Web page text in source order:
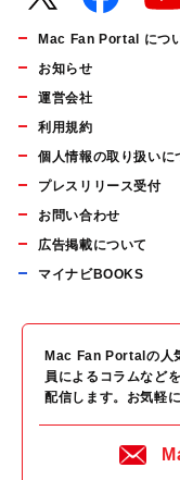
Mac Fan Portal につ
お知らせ
運営会社
利用規約
個人情報の取り扱いに
プレスリリース受付
お問い合わせ
広告掲載について
マイナビBOOKS
Mac Fan Portalの人
員によるコラムなど
配信します。お気軽